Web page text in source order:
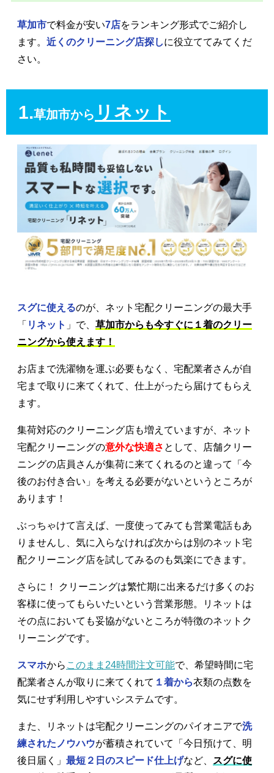
草加市で料金が安い7店をランキング形式でご紹介し
ます。 近くのクリーニング店探しに役立ててみてくだ
さい。
1.草加市から リネット
スグに使えるのが、ネット宅配クリーニングの最大手
「 リネット 」で、 草加市からも今すぐに１着のクリー
ニングから使えます！
お店まで洗濯物を運ぶ必要もなく、宅配業者さんが自
宅まで取りに来てくれて、仕上がったら届けてもらえ
ます。
集荷対応のクリーニング店も増えていますが、ネット
宅配クリーニングの意外な快適さ として、店舗クリー
ニングの店員さんが集荷に来てくれるのと違って「今
後のお付き合い」を考える必要がないというところが
あります！
ぶっちゃけて言えば、一度使ってみても営業電話もあ
りませんし、気に入らなければ次からは別のネット宅
配クリーニング店を試してみるのも気楽にできます。
さらに！ クリーニングは繁忙期に出来るだけ多くのお
客様に使ってもらいたいという営業形態。リネットは
その点においても妥協がないところが特徴のネットク
リーニングです。
スマホから このまま24時間注文可能で、希望時間に宅
配業者さんが取りに来てくれて １着から衣類の点数を
気にせず利用しやすいシステムです。
また、リネットは宅配クリーニングのパイオニアで洗
練されたノウハウが蓄積されていて「今日預けて、明
後日届く」 最短２日のスピード仕上げなど、
スグに使